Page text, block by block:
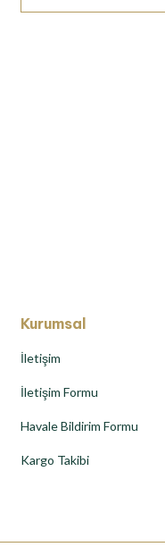
Kurumsal
İletişim
İletişim Formu
Havale Bildirim Formu
Kargo Takibi